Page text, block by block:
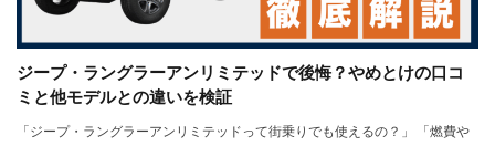
ジープ・ラングラーアンリミテッドで後悔？やめとけの口コ
ミと他モデルとの違いを検証
「ジープ・ラングラーアンリミテッドって街乗りでも使えるの？」 「燃費や